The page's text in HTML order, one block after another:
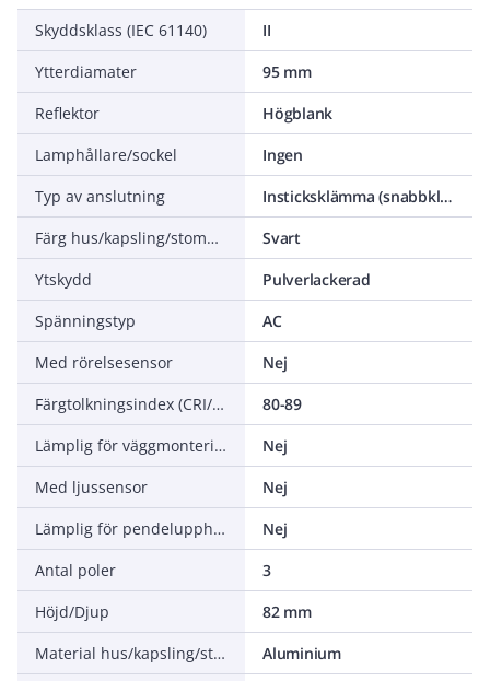
Skyddsklass (IEC 61140)
II
Ytterdiamater
95 mm
Reflektor
Högblank
Lamphållare/sockel
Ingen
Typ av anslutning
Insticksklämma (snabbklämma)
Färg hus/kapsling/stomme
Svart
Ytskydd
Pulverlackerad
Spänningstyp
AC
Med rörelsesensor
Nej
Färgtolkningsindex (CRI/Ra)
80-89
Lämplig för väggmontering
Nej
Med ljussensor
Nej
Lämplig för pendelupphängning
Nej
Antal poler
3
Höjd/Djup
82 mm
Material hus/kapsling/stomme
Aluminium